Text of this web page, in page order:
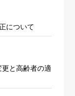
について
と高齢者の適